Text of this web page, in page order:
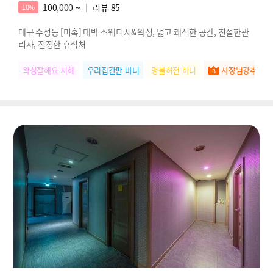
10% 100,000 ~ 리뷰 85
대구 수성동 [미혹] 대박 스웨디시&왁싱, 넓고 쾌적한 공간, 친절한관
리사, 진정한 휴식처
왁싱잘해요 지혜 우리집간판 바니 명불허전 하니 사장님강추 서아